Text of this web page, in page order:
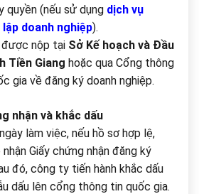
quyền (nếu sử dụng dịch vụ
doanh nghiệp).
được nộp tại Sở Kế hoạch và Đầu
Tiền Giang hoặc qua Cổng thông
gia về đăng ký doanh nghiệp.
nhận và khắc dấu
làm việc, nếu hồ sơ hợp lệ,
Giấy chứng nhận đăng ký
đó, công ty tiến hành khắc dấu
dấu lên cổng thông tin quốc gia.